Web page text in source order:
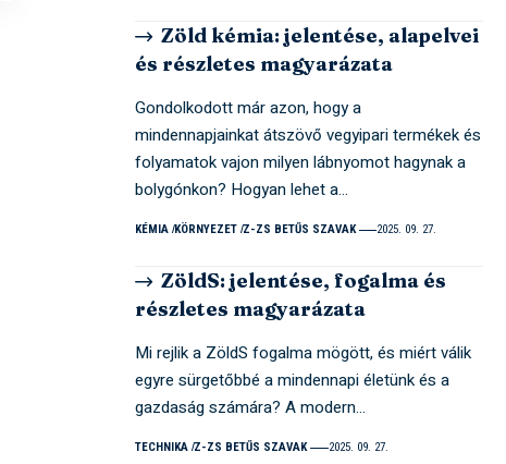
Zöld kémia: jelentése, alapelvei
és részletes magyarázata
Gondolkodott már azon, hogy a
mindennapjainkat átszövő vegyipari termékek és
folyamatok vajon milyen lábnyomot hagynak a
bolygónkon? Hogyan lehet a…
KÉMIA KÖRNYEZET Z-ZS BETŰS SZAVAK 2025. 09. 27.
ZöldS: jelentése, fogalma és
részletes magyarázata
Mi rejlik a ZöldS fogalma mögött, és miért válik
egyre sürgetőbbé a mindennapi életünk és a
gazdaság számára? A modern…
TECHNIKA Z-ZS BETŰS SZAVAK 2025. 09. 27.